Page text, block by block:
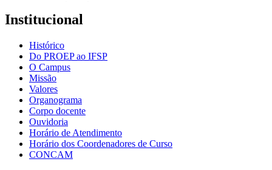
Institucional
Histórico
Do PROEP ao IFSP
O Campus
Missão
Valores
Organograma
Corpo docente
Ouvidoria
Horário de Atendimento
Horário dos Coordenadores de Curso
CONCAM